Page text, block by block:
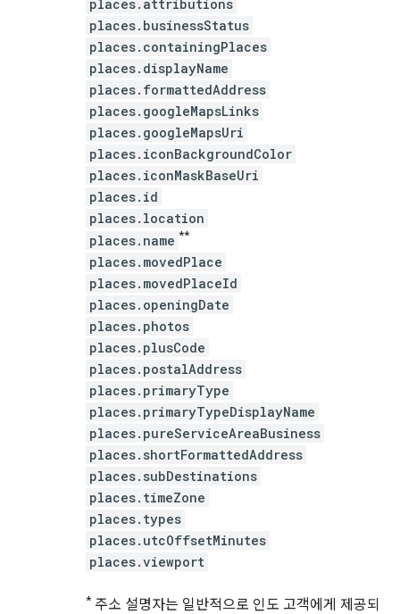
places.attributions
places.businessStatus
places.containingPlaces
places.displayName
places.formattedAddress
places.googleMapsLinks
places.googleMapsUri
places.iconBackgroundColor
places.iconMaskBaseUri
places.id
places.location
places.name **
places.movedPlace
places.movedPlaceId
places.openingDate
places.photos
places.plusCode
places.postalAddress
places.primaryType
places.primaryTypeDisplayName
places.pureServiceAreaBusiness
places.shortFormattedAddress
places.subDestinations
places.timeZone
places.types
places.utcOffsetMinutes
places.viewport
* 주소 설명자는 일반적으로 인도 고객에게 제공되